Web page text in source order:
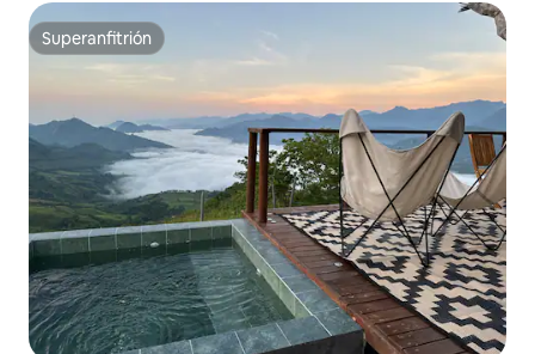
Superanfitrión
Superanfitrión